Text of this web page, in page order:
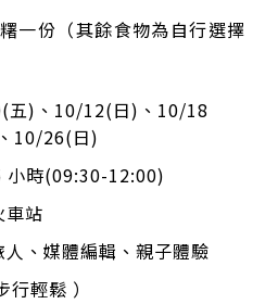
一份（其餘食物為自行選擇
五)、10/12(日)、10/18
10/26(日)
時(09:30-12:00)
車站
、媒體編輯、親子體驗
輕鬆 ）